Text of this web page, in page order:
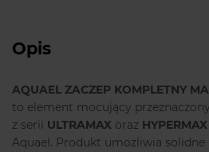
Opis
AQUAEL ZACZEP KOMPLETNY
to element mocujący
z serii ULTRAMAX oraz HYPERMAX
Aquael. Produkt umożliwia solidne